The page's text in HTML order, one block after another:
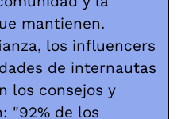
mantienen.
los influencers
de internautas
los consejos y
"92% de los